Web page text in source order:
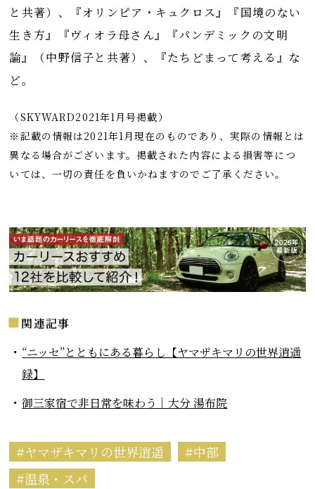
と共著）、『オリンピア・キュクロス』『国境のない
生き方』『ヴィオラ母さん』『パンデミックの文明
論』（中野信子と共著）、『たちどまって考える』な
ど。
（SKYWARD2021年1月号掲載）
※記載の情報は2021年1月現在のものであり、実際の情報とは
異なる場合がございます。掲載された内容による損害等につ
いては、一切の責任を負いかねますのでご了承ください。
関連記事
“ニッセ”とともにある暮らし【ヤマザキマリの世界逍遥
録】
御三家宿で非日常を味わう｜大分 湯布院
ヤマザキマリの世界逍遥
中部
温泉・スパ